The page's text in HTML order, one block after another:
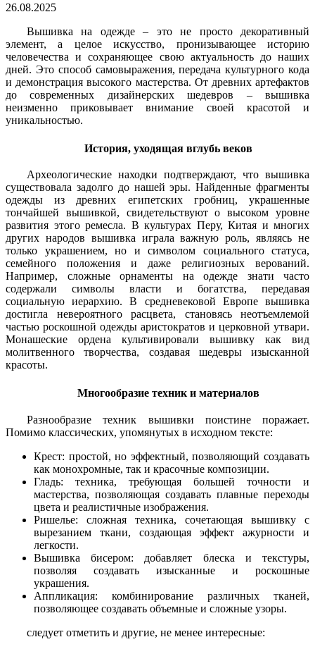
26.08.2025
Вышивка на одежде – это не просто декоративный
элемент, а целое искусство, пронизывающее историю
человечества и сохраняющее свою актуальность до наших
дней. Это способ самовыражения, передача культурного кода
и демонстрация высокого мастерства. От древних артефактов
до современных дизайнерских шедевров – вышивка
неизменно приковывает внимание своей красотой и
уникальностью.
История, уходящая вглубь веков
Археологические находки подтверждают, что вышивка
существовала задолго до нашей эры. Найденные фрагменты
одежды из древних египетских гробниц, украшенные
тончайшей вышивкой, свидетельствуют о высоком уровне
развития этого ремесла. В культурах Перу, Китая и многих
других народов вышивка играла важную роль, являясь не
только украшением, но и символом социального статуса,
семейного положения и даже религиозных верований.
Например, сложные орнаменты на одежде знати часто
содержали символы власти и богатства, передавая
социальную иерархию. В средневековой Европе вышивка
достигла невероятного расцвета, становясь неотъемлемой
частью роскошной одежды аристократов и церковной утвари.
Монашеские ордена культивировали вышивку как вид
молитвенного творчества, создавая шедевры изысканной
красоты.
Многообразие техник и материалов
Разнообразие техник вышивки поистине поражает.
Помимо классических, упомянутых в исходном тексте:
Крест: простой, но эффектный, позволяющий создавать
как монохромные, так и красочные композиции.
Гладь: техника, требующая большей точности и
мастерства, позволяющая создавать плавные переходы
цвета и реалистичные изображения.
Ришелье: сложная техника, сочетающая вышивку с
вырезанием ткани, создающая эффект ажурности и
легкости.
Вышивка бисером: добавляет блеска и текстуры,
позволяя создавать изысканные и роскошные
украшения.
Аппликация: комбинирование различных тканей,
позволяющее создавать объемные и сложные узоры.
следует отметить и другие, не менее интересные: